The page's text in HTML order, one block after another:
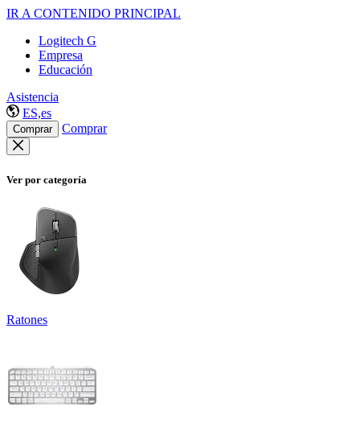
IR A CONTENIDO PRINCIPAL
Logitech G
Empresa
Educación
Asistencia
ES,es
Comprar Comprar
Ver por categoría
Ratones